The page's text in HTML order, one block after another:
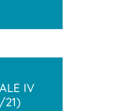
IV
21)